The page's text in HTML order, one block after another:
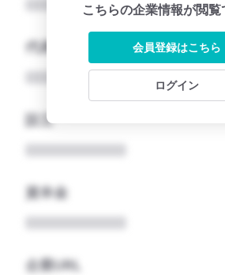
代表者
設立
資本金
企業URL
こちらの企業情報が閲
会員登録はこちら
ログイン